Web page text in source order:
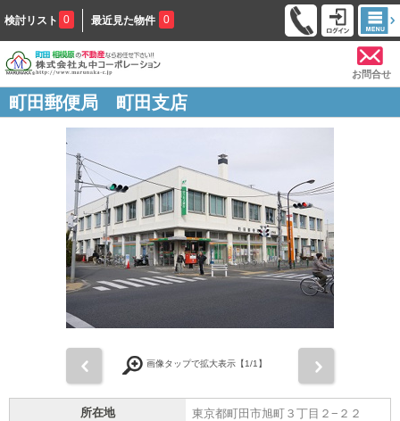
検討リスト 0 最近見た物件 0
お問合せ
町田郵便局 町田支店
画像タップで拡大表示【1/1】
所在地 東京都町田市旭町３丁目２−２２